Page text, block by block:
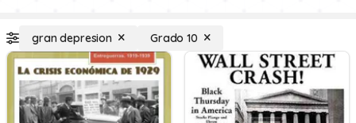
gran depresion Grado 10